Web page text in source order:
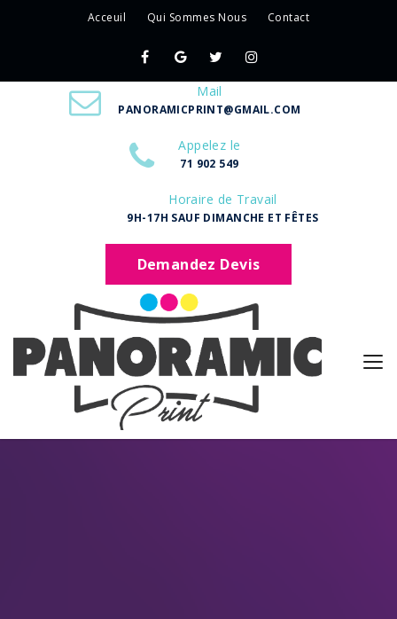
Acceuil Qui Sommes Nous Contact
Mail
PANORAMICPRINT@GMAIL.COM
Appelez le
71 902 549
Horaire de Travail
9H-17H SAUF DIMANCHE ET FÊTES
Demandez Devis